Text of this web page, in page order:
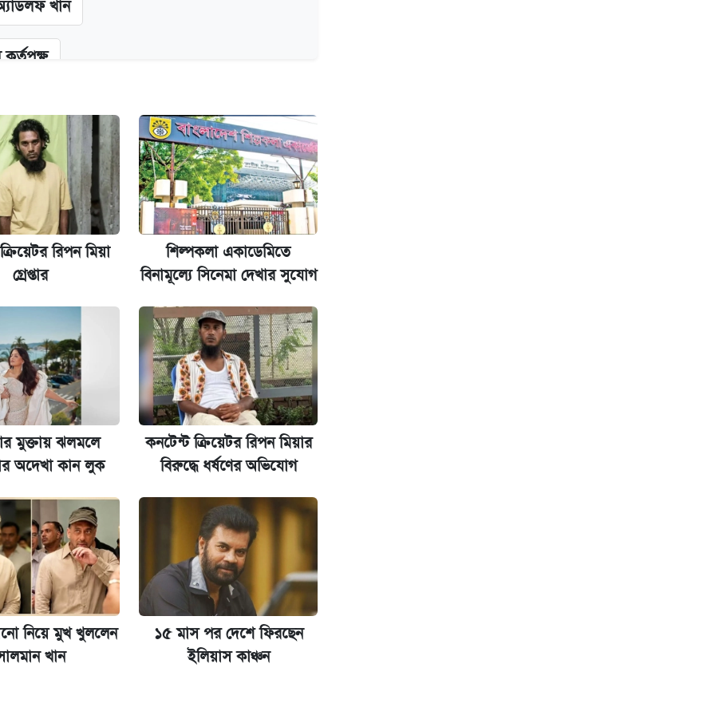
খান
দাম ও ফিচার
গেল
যা
শুরু, আবেদন ১২ আগস্ট পর্যন্ত
রিপন মিয়া
গ্রেপ্তার
শিল্পকলা একাডেমিতে
বিনামূল্যে সিনেমা দেখার সুযোগ
মুক্তায় ঝলমলে
অদেখা কান লুক
কনটেন্ট ক্রিয়েটর রিপন মিয়ার
বিরুদ্ধে ধর্ষণের অভিযোগ
নিয়ে মুখ খুললেন
খান
১৫ মাস পর দেশে ফিরছেন
ইলিয়াস কাঞ্চন